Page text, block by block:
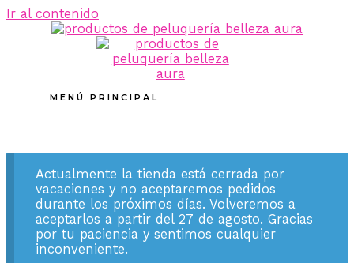
Ir al contenido
MENÚ PRINCIPAL
Actualmente la tienda está cerrada por
vacaciones y no aceptaremos pedidos
durante los próximos días. Volveremos a
aceptarlos a partir del 27 de agosto. Gracias
por tu paciencia y sentimos cualquier
inconveniente.